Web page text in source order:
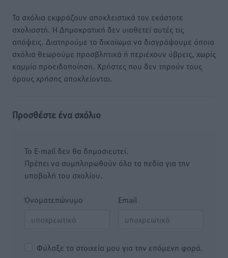
Τα σχόλια εκφράζουν αποκλειστικά τον εκάστοτε
σχολιαστή. Η Δημοκρατική δεν υιοθετεί αυτές τις
απόψεις. Διατηρούμε το δικαίωμα να διαγράψουμε όποια
σχόλια θεωρούμε προσβλητικά ή περιέχουν ύβρεις, χωρίς
καμμία προειδοποίηση. Χρήστες που δεν τηρούν τους
όρους χρήσης αποκλείονται.
Προσθέστε ένα σχόλιο
Το E-mail δεν θα δημοσιευτεί.
Πρέπει να συμπληρωθούν όλα τα πεδία για την
υποβολή του σχολίου.
Όνοματεπώνυμο Email
Φύλαξε τα στοιχεία μου για την επόμενη φορά.